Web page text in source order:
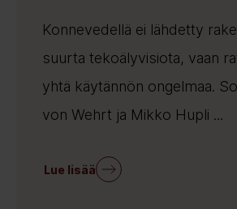
Konnevedellä ei lähdetty
suurta tekoälyvisiota, vaan
yhtä käytännön ongelmaa.
von Wehrt ja Mikko Hupli ...
Lue lisää